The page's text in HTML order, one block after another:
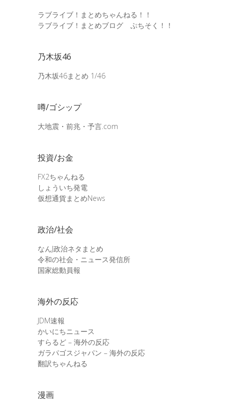
ラブライブ！まとめちゃんねる！！
ラブライブ！まとめブログ ぷちそく！！
乃木坂46
乃木坂46まとめ 1/46
噂/ゴシップ
大地震・前兆・予言.com
投資/お金
FX2ちゃんねる
しょういち発電
仮想通貨まとめNews
政治/社会
なんJ政治ネタまとめ
令和の社会・ニュース発信所
国家総動員報
海外の反応
JDM速報
かいにちニュース
すらるど – 海外の反応
ガラパゴスジャパン – 海外の反応
翻訳ちゃんねる
漫画